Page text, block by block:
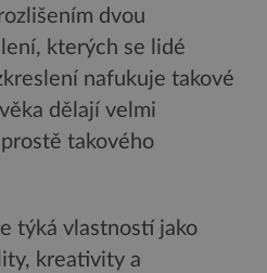
dvou
kterých se lidé
nafukuje takové
dělají velmi
takového
týká vlastností jako
kreativity a